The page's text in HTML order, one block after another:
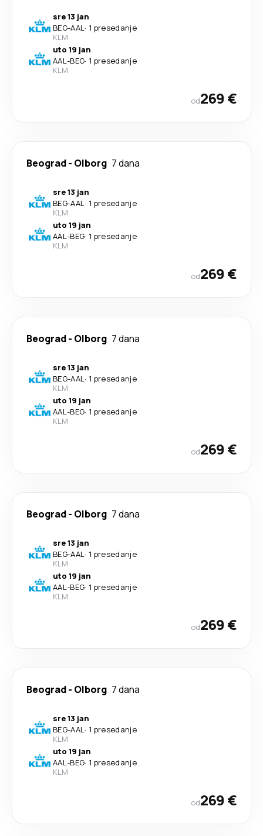
sre 13 jan
BEG-AAL· 1 presedanje
KLM
uto 19 jan
AAL-BEG· 1 presedanje
KLM
od269 €
Beograd- Olborg 7 dana
sre 13 jan
BEG-AAL· 1 presedanje
KLM
uto 19 jan
AAL-BEG· 1 presedanje
KLM
od269 €
Beograd- Olborg 7 dana
sre 13 jan
BEG-AAL· 1 presedanje
KLM
uto 19 jan
AAL-BEG· 1 presedanje
KLM
od269 €
Beograd- Olborg 7 dana
sre 13 jan
BEG-AAL· 1 presedanje
KLM
uto 19 jan
AAL-BEG· 1 presedanje
KLM
od269 €
Beograd- Olborg 7 dana
sre 13 jan
BEG-AAL· 1 presedanje
KLM
uto 19 jan
AAL-BEG· 1 presedanje
KLM
od269 €